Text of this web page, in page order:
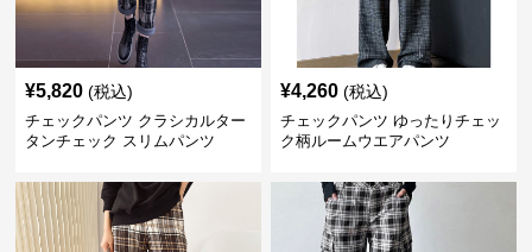
¥5,820 (税込)
チェックパンツ クラシカルター
タンチェック スリムパンツ
¥4,260 (税込)
チェックパンツ ゆったりチェッ
ク柄ルームウエアパンツ